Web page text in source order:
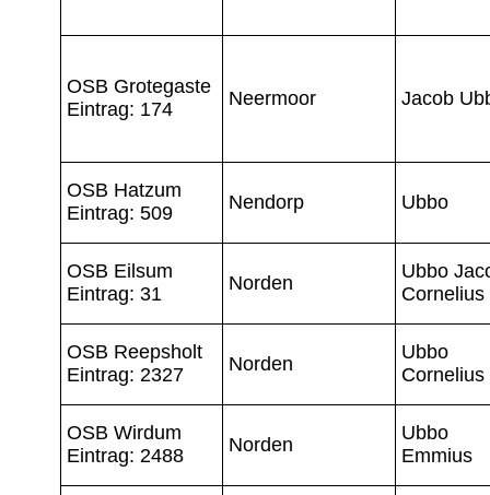
OSB Grotegaste
Eintrag: 174
Neermoor Jacob
OSB Hatzum
Eintrag: 509
Nendorp Ubbo
OSB Eilsum
Eintrag: 31
Norden
Ubbo
Cornelius
OSB Reepsholt
Eintrag: 2327
Norden
Ubbo
Cornelius
OSB Wirdum
Eintrag: 2488
Norden
Ubbo
Emmius